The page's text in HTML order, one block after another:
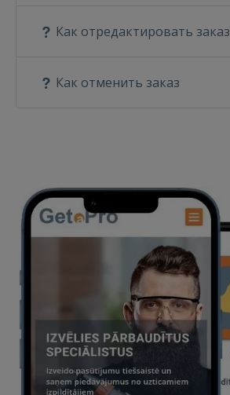
Как отредактировать заказ
Как отменить заказ